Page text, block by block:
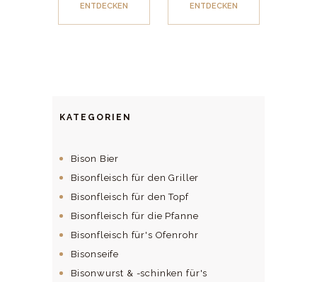
ENTDECKEN ENTDECKEN
KATEGORIEN
Bison Bier
Bisonfleisch für den Griller
Bisonfleisch für den Topf
Bisonfleisch für die Pfanne
Bisonfleisch für's Ofenrohr
Bisonseife
Bisonwurst & -schinken für's